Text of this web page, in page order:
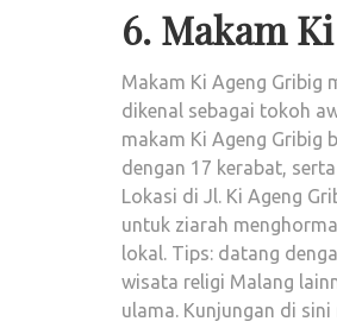
6. Makam
Makam Ki Ageng Gribig
dikenal sebagai tokoh
makam Ki Ageng Gribig
dengan 17 kerabat,
Lokasi di Jl. Ki Ageng
untuk ziarah
lokal. Tips: datang
wisata religi Malang
ulama. Kunjungan di